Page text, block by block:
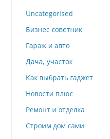
Uncategorised
Бизнес советник
Гараж и авто
Дача, участок
Как выбрать гаджет
Новости плюс
Ремонт и отделка
Строим дом сами